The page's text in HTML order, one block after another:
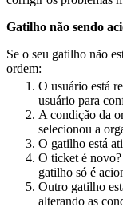
Gatilho não sendo
Se o seu gatilho não
ordem:
O usuário está
usuário para
A condição da
selecionou a
O gatilho está
O ticket é
gatilho só é
Outro gatilho
alterando as